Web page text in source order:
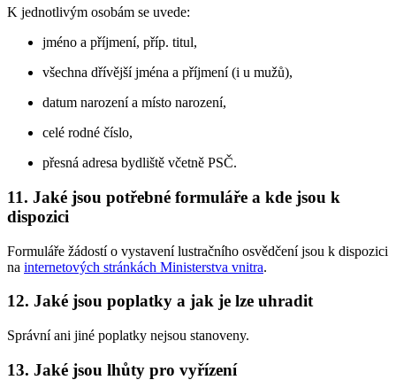
K jednotlivým osobám se uvede:
jméno a příjmení, příp. titul,
všechna dřívější jména a příjmení (i u mužů),
datum narození a místo narození,
celé rodné číslo,
přesná adresa bydliště včetně PSČ.
11. Jaké jsou potřebné formuláře a kde jsou k
dispozici
Formuláře žádostí o vystavení lustračního osvědčení jsou k dispozici
na internetových stránkách Ministerstva vnitra.
12. Jaké jsou poplatky a jak je lze uhradit
Správní ani jiné poplatky nejsou stanoveny.
13. Jaké jsou lhůty pro vyřízení